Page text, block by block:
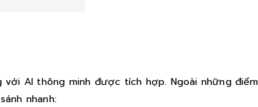
AI thông minh được tích hợp. Ngoài những
nhanh: